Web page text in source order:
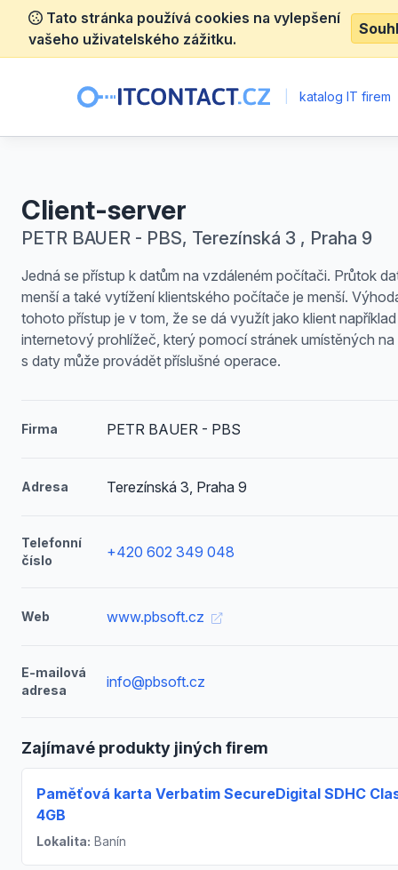
Tato stránka používá cookies na vylepšení
vašeho uživatelského zážitku.
katalog IT firem
Client-server
PETR BAUER - PBS, Terezínská 3 , Praha 9
Jedná se přístup k datům na vzdáleném počítači. Průtok
menší a také vytížení klientského počítače je menší.
tohoto přístup je v tom, že se dá využít jako klient
internetový prohlížeč, který pomocí stránek umístěných na
s daty může provádět příslušné operace.
Firma PETR BAUER - PBS
Adresa Terezínská 3, Praha 9
Telefonní
číslo
+420 602 349 048
Web www.pbsoft.cz
E-mailová
adresa
info@pbsoft.cz
Zajímavé produkty jiných firem
Paměťová karta Verbatim SecureDigital SDHC
4GB
Lokalita: Banín